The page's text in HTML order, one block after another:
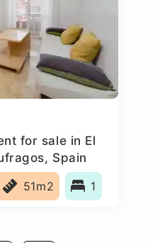
for sale in El
Spain
51m2 1